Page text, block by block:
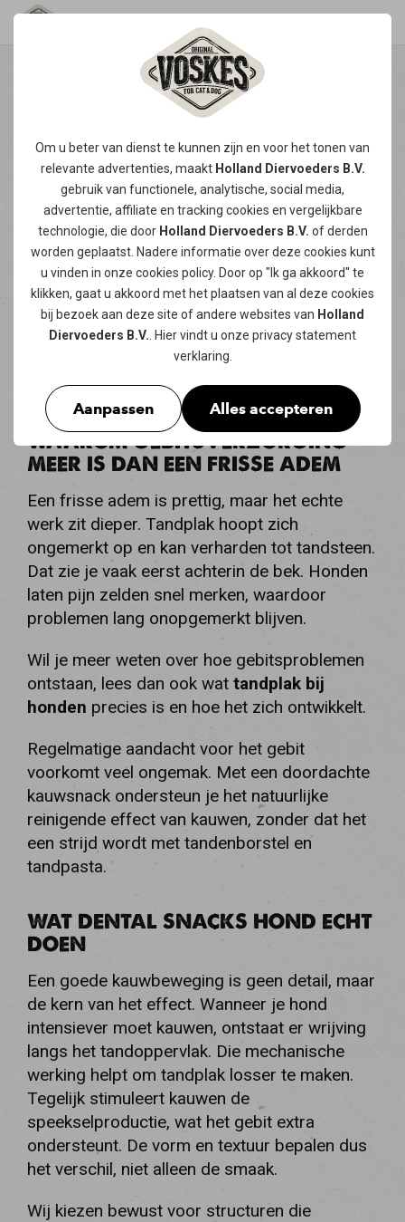
Om u beter van dienst te kunnen zijn en voor het tonen van
relevante advertenties, maakt Holland Diervoeders B.V.
gebruik van functionele, analytische, social media,
advertentie, affiliate en tracking cookies en vergelijkbare
technologie, die door Holland Diervoeders B.V. of derden
worden geplaatst. Nadere informatie over deze cookies kunt
u vinden in onze cookies policy. Door op "Ik ga akkoord" te
klikken, gaat u akkoord met het plaatsen van al deze cookies
bij bezoek aan deze site of andere websites van Holland
Diervoeders B.V. . Hier vindt u onze privacy statement
verklaring.
Aanpassen Alles accepteren
DENTAL SNACKS HOND
VOOR EEN FRISSE ADEM
Je merkt het vaak pas als je hond dichtbij
komt liggen. Een minder frisse adem, wat
tandplak op de kiezen, misschien wat
verkleuring langs het tandvlees. Met de juiste
dental snacks hond maak je van
mondverzorging een vast en smakelijk
moment op de dag. Wij ontwikkelen snacks
die niet alleen lekker zijn, maar ook iets
bijdragen aan het gebit van je viervoeter.
WAAROM GEBITSVERZORGING
MEER IS DAN EEN FRISSE ADEM
Een frisse adem is prettig, maar het echte
werk zit dieper. Tandplak hoopt zich
ongemerkt op en kan verharden tot tandsteen.
Dat zie je vaak eerst achterin de bek. Honden
laten pijn zelden snel merken, waardoor
problemen lang onopgemerkt blijven.
Wil je meer weten over hoe gebitsproblemen
ontstaan, lees dan ook wat tandplak bij
honden precies is en hoe het zich ontwikkelt.
Regelmatige aandacht voor het gebit
voorkomt veel ongemak. Met een doordachte
kauwsnack ondersteun je het natuurlijke
reinigende effect van kauwen, zonder dat het
een strijd wordt met tandenborstel en
tandpasta.
WAT DENTAL SNACKS HOND ECHT
DOEN
Een goede kauwbeweging is geen detail, maar
de kern van het effect. Wanneer je hond
intensiever moet kauwen, ontstaat er wrijving
langs het tandoppervlak. Die mechanische
werking helpt om tandplak losser te maken.
Tegelijk stimuleert kauwen de
speekselproductie, wat het gebit extra
ondersteunt. De vorm en textuur bepalen dus
het verschil, niet alleen de smaak.
Wij kiezen bewust voor structuren die